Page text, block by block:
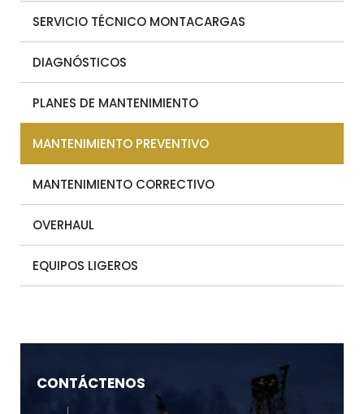
SERVICIO TÉCNICO MONTACARGAS
DIAGNÓSTICOS
PLANES DE MANTENIMIENTO
MANTENIMIENTO PREVENTIVO
MANTENIMIENTO CORRECTIVO
OVERHAUL
EQUIPOS LIGEROS
CONTÁCTENOS